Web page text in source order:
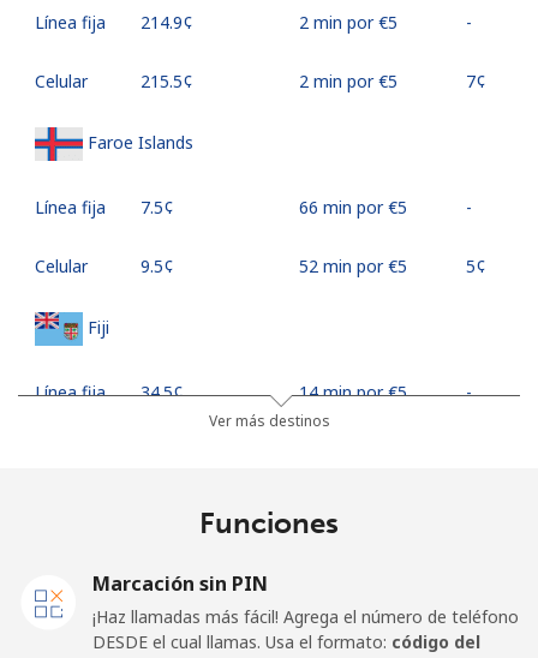
Línea fija ⁦214.9¢⁩ 2 min por ⁦€5⁩ -
Celular ⁦215.5¢⁩ 2 min por ⁦€5⁩ ⁦7¢⁩
Faroe Islands
Línea fija ⁦7.5¢⁩ 66 min por ⁦€5⁩ -
Celular ⁦9.5¢⁩ 52 min por ⁦€5⁩ ⁦5¢⁩
Fiji
Línea fija ⁦34.5¢⁩ 14 min por ⁦€5⁩ -
Línea fija ⁦34.5¢⁩
⁦33.5¢⁩ 14 min por ⁦€5⁩ ⁦10¢⁩
Ver más destinos
Funciones
Marcación sin PIN
¡Haz llamadas más fácil! Agrega el número de teléfono
DESDE el cual llamas. Usa el formato: código del